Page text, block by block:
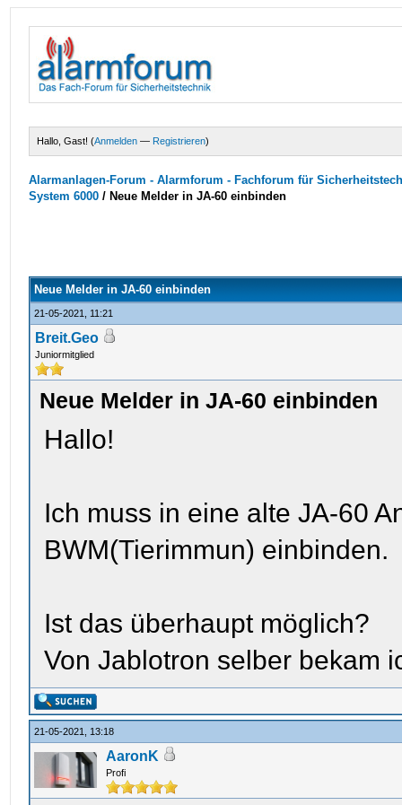
Hallo, Gast! (Anmelden — Registrieren)
Alarmanlagen-Forum - Alarmforum - Fachforum für
System 6000 / Neue Melder in JA-60 einbinden
Neue Melder in JA-60 einbinden
21-05-2021, 11:21
Breit.Geo
Juniormitglied
Neue Melder in JA-60 einbinden
Hallo!
Ich muss in eine alte JA-60
BWM(Tierimmun) einbinden.
Ist das überhaupt möglich?
Von Jablotron selber bekam
21-05-2021, 13:18
AaronK
Profi